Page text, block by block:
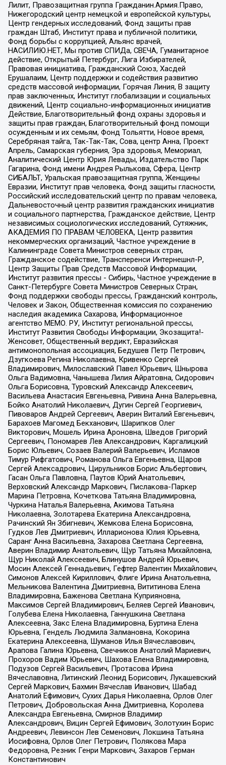
Лилит, Правозащитная группа Гражданин.Армия.Право,
Нижегородский центр немецкой и европейской культуры,
Центр гендерных исследований, Фонд защиты прав
граждан Штаб, Институт права и публичной политики,
Фонд борьбы с коррупцией, Альянс врачей,
НАСИЛИЮ.НЕТ, Мы против СПИДа, СВЕЧА, Гуманитарное
действие, Открытый Петербург, Лига Избирателей,
Правовая инициатива, Гражданский Союз, Хасдей
Ерушалаим, Центр поддержки и содействия развитию
средств массовой информации, Горячая Линия, В защиту
прав заключенных, Институт глобализации и социальных
движений, Центр социально-информационных инициатив
Действие, Благотворительный фонд охраны здоровья и
защиты прав граждан, Благотворительный фонд помощи
осужденным и их семьям, Фонд Тольятти, Новое время,
Серебряная тайга, Так-Так-Так, Сова, центр Анна, Проект
Апрель, Самарская губерния, Эра здоровья, Мемориал,
Аналитический Центр Юрия Левады, Издательство Парк
Гагарина, Фонд имени Андрея Рылькова, Сфера, Центр
СИБАЛЬТ, Уральская правозащитная группа, Женщины
Евразии, Институт прав человека, Фонд защиты гласности,
Российский исследовательский центр по правам человека,
Дальневосточный центр развития гражданских инициатив
и социального партнерства, Гражданское действие, Центр
независимых социологических исследований, Сутяжник,
АКАДЕМИЯ ПО ПРАВАМ ЧЕЛОВЕКА, Центр развития
некоммерческих организаций, Частное учреждение в
Калининграде Совета Министров северных стран,
Гражданское содействие, Трансперенси Интернешнл-Р,
Центр Защиты Прав Средств Массовой Информации,
Институт развития прессы - Сибирь, Частное учреждение в
Санкт-Петербурге Совета Министров Северных Стран,
Фонд поддержки свободы прессы, Гражданский контроль,
Человек и Закон, Общественная комиссия по сохранению
наследия академика Сахарова, Информационное
агентство МЕМО. РУ, Институт региональной прессы,
Институт Развития Свободы Информации, Экозащита!-
Женсовет, Общественный вердикт, Евразийская
антимонопольная ассоциация, Бедушев Петр Петрович,
Дзугкоева Регина Николаевна, Кривенко Сергей
Владимирович, Милославский Павел Юрьевич, Шнырова
Ольга Вадимовна, Чанышева Лилия Айратовна, Сидорович
Ольга Борисовна, Туровский Александр Алексеевич,
Васильева Анастасия Евгеньевна, Ривина Анна Валерьевна,
Бойко Анатолий Николаевич, Дугин Сергей Георгиевич,
Пивоваров Андрей Сергеевич, Аверин Виталий Евгеньевич,
Барахоев Магомед Бекханович, Шарипков Олег
Викторович, Мошель Ирина Ароновна, Шведов Григорий
Сергеевич, Пономарев Лев Александрович, Каргалицкий
Борис Юльевич, Созаев Валерий Валерьевич, Исламов
Тимур Рифгатович, Романова Ольга Евгеньевна, Щаров
Сергей Алексадрович, Цирульников Борис Альбертович,
Гасан Ольга Павловна, Паутов Юрий Анатольевич,
Верховский Александр Маркович, Пислакова-Паркер
Марина Петровна, Кочеткова Татьяна Владимировна,
Чуркина Наталья Валерьевна, Акимова Татьяна
Николаевна, Золотарева Екатерина Александровна,
Рачинский Ян Збигневич, Жемкова Елена Борисовна,
Гудков Лев Дмитриевич, Илларионова Юлия Юрьевна,
Саранг Анна Васильевна, Захарова Светлана Сергеевна,
Аверин Владимир Анатольевич, Щур Татьяна Михайловна,
Щур Николай Алексеевич, Блинушов Андрей Юрьевич,
Мосин Алексей Геннадьевич, Гефтер Валентин Михайлович,
Симонов Алексей Кириллович, Флиге Ирина Анатольевна,
Мельникова Валентина Дмитриевна, Вититинова Елена
Владимировна, Баженова Светлана Куприяновна,
Максимов Сергей Владимирович, Беляев Сергей Иванович,
Голубева Елена Николаевна, Ганнушкина Светлана
Алексеевна, Закс Елена Владимировна, Буртина Елена
Юрьевна, Гендель Людмила Залмановна, Кокорина
Екатерина Алексеевна, Шуманов Илья Вячеславович,
Арапова Галина Юрьевна, Свечников Анатолий Мариевич,
Прохоров Вадим Юрьевич, Шахова Елена Владимировна,
Подузов Сергей Васильевич, Протасова Ирина
Вячеславовна, Литинский Леонид Борисович, Лукашевский
Сергей Маркович, Бахмин Вячеслав Иванович, Шабад
Анатолий Ефимович, Сухих Дарья Николаевна, Орлов Олег
Петрович, Добровольская Анна Дмитриевна, Королева
Александра Евгеньевна, Смирнов Владимир
Александрович, Вицин Сергей Ефимович, Золотухин Борис
Андреевич, Левинсон Лев Семенович, Локшина Татьяна
Иосифовна, Орлов Олег Петрович, Полякова Мара
Федоровна, Резник Генри Маркович, Захаров Герман
Константинович